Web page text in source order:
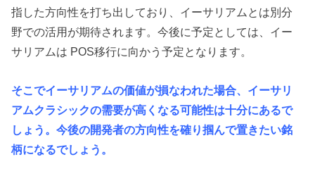
指した方向性を打ち出しており、イーサリアムとは別分
野での活用が期待されます。今後に予定としては、イー
サリアムは POS移行に向かう予定となります。
そこでイーサリアムの価値が損なわれた場合、イーサリ
アムクラシックの需要が高くなる可能性は十分にあるで
しょう。今後の開発者の方向性を確り掴んで置きたい銘
柄になるでしょう。